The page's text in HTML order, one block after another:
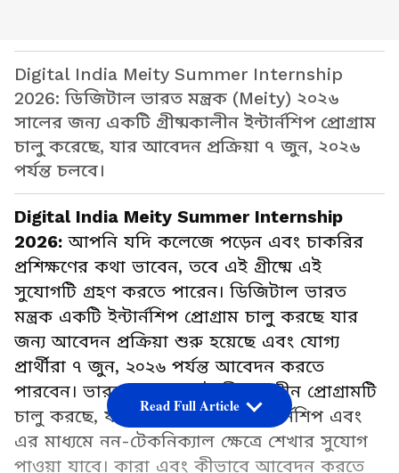
Digital India Meity Summer Internship
2026: ডিজিটাল ভারত মন্ত্রক (Meity) ২০২৬
সালের জন্য একটি গ্রীষ্মকালীন ইন্টার্নশিপ প্রোগ্রাম
চালু করেছে, যার আবেদন প্রক্রিয়া ৭ জুন, ২০২৬
পর্যন্ত চলবে।
Digital India Meity Summer Internship
2026: আপনি যদি কলেজে পড়েন এবং চাকরির
প্রশিক্ষণের কথা ভাবেন, তবে এই গ্রীষ্মে এই
সুযোগটি গ্রহণ করতে পারেন। ডিজিটাল ভারত
মন্ত্রক একটি ইন্টার্নশিপ প্রোগ্রাম চালু করছে যার
জন্য আবেদন প্রক্রিয়া শুরু হয়েছে এবং যোগ্য
প্রার্থীরা ৭ জুন, ২০২৬ পর্যন্ত আবেদন করতে
পারবেন। ভারত সরকার এই গ্রীষ্মকালীন প্রোগ্রামটি
চালু করছে, যা একটি বেতনভুক্ত ইন্টার্নশিপ এবং
এর মাধ্যমে নন-টেকনিক্যাল ক্ষেত্রে শেখার সুযোগ
পাওয়া যাবে। কারা এবং কীভাবে আবেদন করতে
Read Full Article